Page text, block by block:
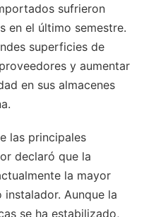
sufrieron
en el último semestre.
superficies de
y aumentar
en sus almacenes
las principales
declaró que la
la mayor
Aunque la
se ha estabilizado,